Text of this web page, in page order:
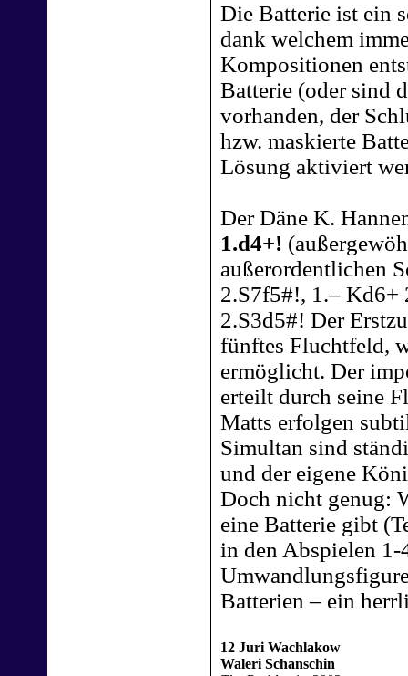
Die Batterie ist ein
dank welchem
Kompositionen
Batterie (oder sind
vorhanden, der
hzw. maskierte
Lösung aktiviert
Der Däne K.
1.d4+!
außerordentlichen
2.S7f5#!, 1.–
2.S3d5#! Der
fünftes Fluchtfeld,
ermöglicht. Der
erteilt durch seine
Matts erfolgen
Simultan sind
und der eigene
Doch nicht genug:
eine Batterie gibt
in den Abspielen
Batterien – ein
12 Juri Wachlakow
Waleri Schanschin